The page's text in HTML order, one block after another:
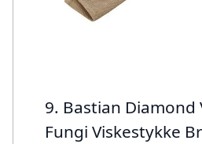
9. Bastian Diamond
Fungi Viskestykke